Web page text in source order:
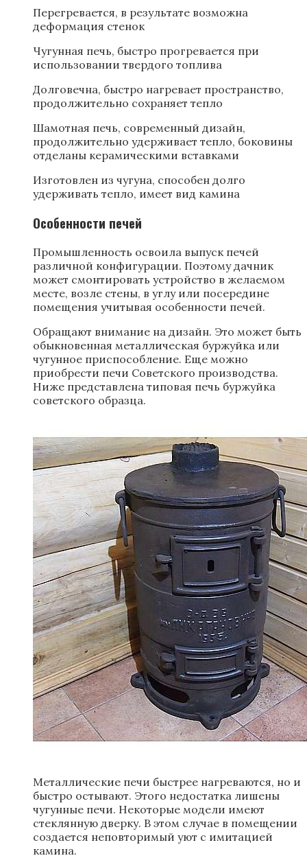
Перегревается, в результате возможна
деформация стенок
Чугунная печь, быстро прогревается при
использовании твердого топлива
Долговечна, быстро нагревает пространство,
продолжительно сохраняет тепло
Шамотная печь, современный дизайн,
продолжительно удерживает тепло, боковины
отделаны керамическими вставками
Изготовлен из чугуна, способен долго
удерживать тепло, имеет вид камина
Особенности печей
Промышленность освоила выпуск печей
различной конфигурации. Поэтому дачник
может смонтировать устройство в желаемом
месте, возле стены, в углу или посередине
помещения учитывая особенности печей.
Обращают внимание на дизайн. Это может быть
обыкновенная металлическая буржуйка или
чугунное приспособление. Еще можно
приобрести печи Советского производства.
Ниже представлена типовая печь буржуйка
советского образца.
Металлические печи быстрее нагреваются, но и
быстро остывают. Этого недостатка лишены
чугунные печи. Некоторые модели имеют
стеклянную дверку. В этом случае в помещении
создается неповторимый уют с имитацией
камина.